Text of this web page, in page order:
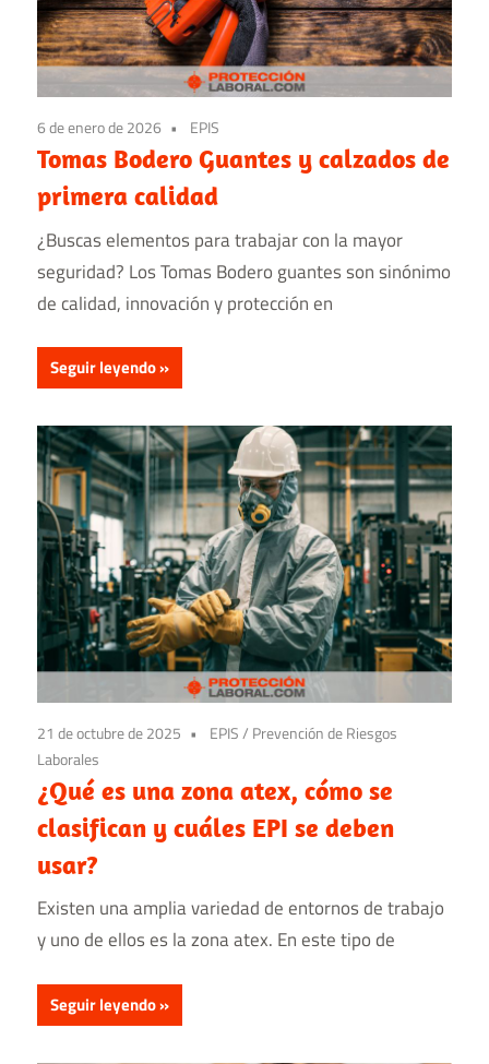
6 de enero de 2026 EPIS
Tomas Bodero Guantes y calzados de
primera calidad
¿Buscas elementos para trabajar con la mayor
seguridad? Los Tomas Bodero guantes son sinónimo
de calidad, innovación y protección en
Seguir leyendo
21 de octubre de 2025 EPIS/ Prevención de Riesgos
Laborales
¿Qué es una zona atex, cómo se
clasifican y cuáles EPI se deben
usar?
Existen una amplia variedad de entornos de trabajo
y uno de ellos es la zona atex. En este tipo de
Seguir leyendo